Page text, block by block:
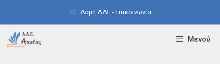
Δομή ΔΔΕ - Επικοινωνία
Μενού